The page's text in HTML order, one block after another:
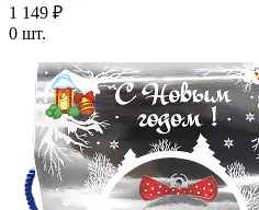
1 149 ₽
0 шт.